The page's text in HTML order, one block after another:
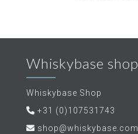
Whiskybase shop
Whiskybase Shop
+31 (0)107531743
shop@whiskybase.com